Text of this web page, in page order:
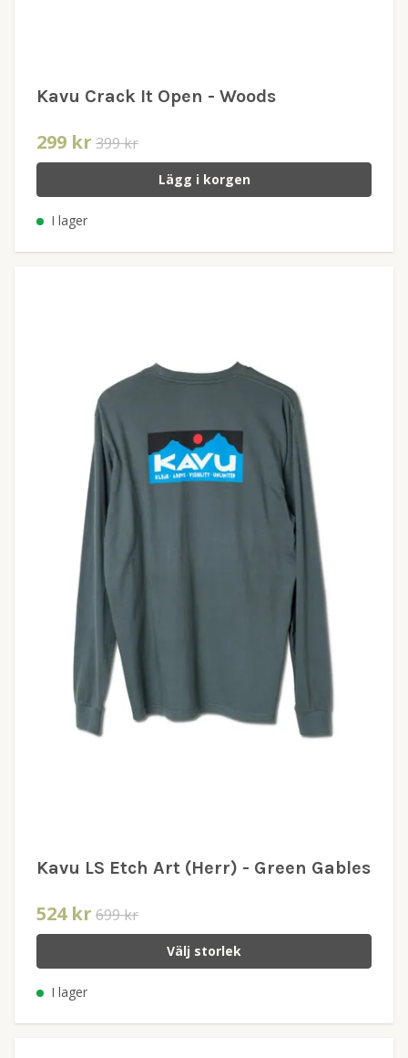
Kavu Crack It Open - Woods
299 kr 399 kr
Lägg i korgen
I lager
Kavu LS Etch Art (Herr) - Green Gables
524 kr 699 kr
Välj storlek
I lager